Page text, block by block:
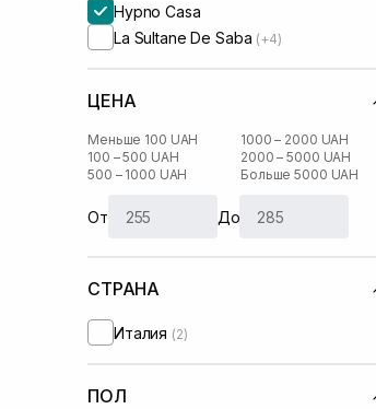
Hypno Casa
La Sultane De Saba (+4)
ЦЕНА
Меньше 100 UAH
100 – 500 UAH
500 – 1000 UAH
1000 – 2000 UAH
2000 – 5000 UAH
Больше 5000 UAH
От До
СТРАНА
Италия (2)
ПОЛ